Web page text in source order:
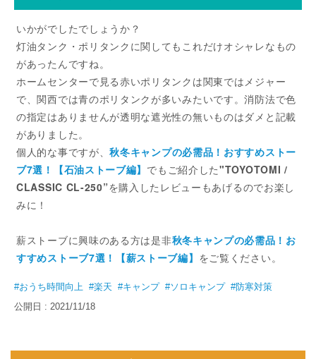
いかがでしたでしょうか？
灯油タンク・ポリタンクに関してもこれだけオシャレなもの
があったんですね。
ホームセンターで見る赤いポリタンクは関東ではメジャー
で、関西では青のポリタンクが多いみたいです。消防法で色
の指定はありませんが透明な遮光性の無いものはダメと記載
がありました。
個人的な事ですが、秋冬キャンプの必需品！おすすめストー
ブ7選！【石油ストーブ編】 でもご紹介した"TOYOTOMI /
CLASSIC CL-250”を購入したレビューもあげるのでお楽し
みに！
薪ストーブに興味のある方は是非秋冬キャンプの必需品！お
すすめストーブ7選！【薪ストーブ編】 をご覧ください。
#おうち時間向上 #楽天 #キャンプ #ソロキャンプ #防寒対策
公開日 : 2021/11/18